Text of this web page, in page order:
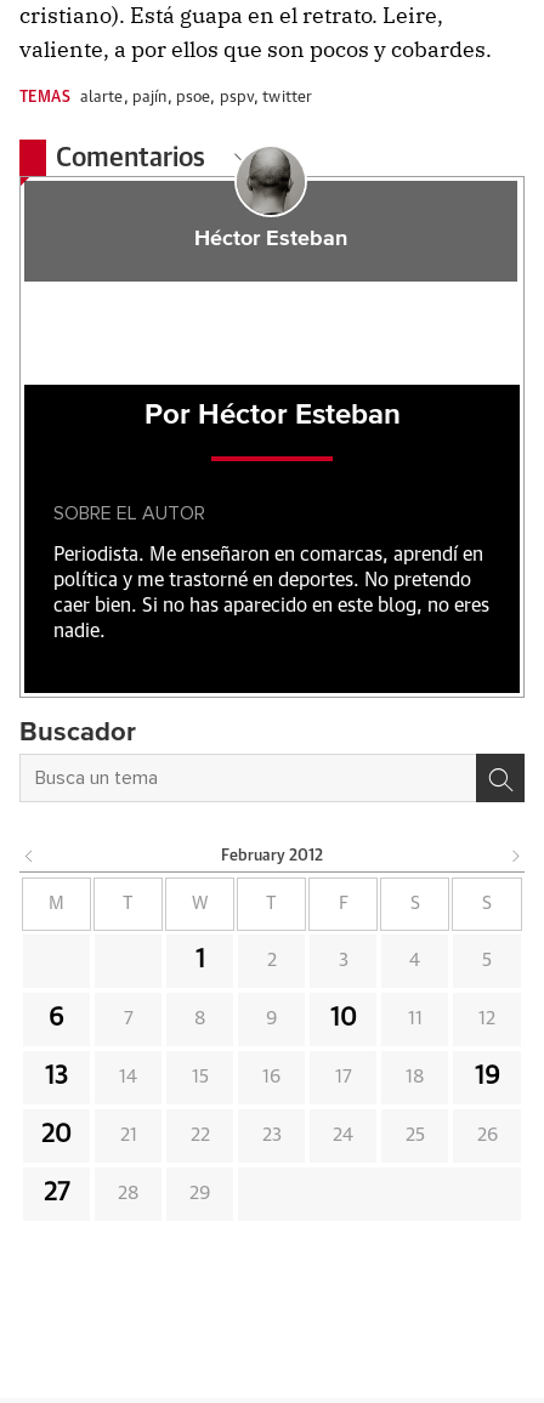
cristiano). Está guapa en el retrato. Leire,
valiente, a por ellos que son pocos y cobardes.
TEMAS alarte, pajín, psoe, pspv,twitter
Comentarios
Héctor Esteban
Por Héctor Esteban
SOBRE EL AUTOR
Periodista. Me enseñaron en comarcas, aprendí en
política y me trastorné en deportes. No pretendo
caer bien. Si no has aparecido en este blog, no eres
nadie.
Buscador
February 2012
M W F S S
1 2 3 4 5
6 7 8 9 10 11 12
13 14 15 16 17 18 19
20 21 22 23 24 25 26
27 28 29